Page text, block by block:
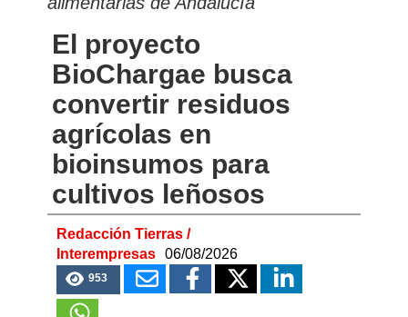
El proyecto
BioChargae busca
convertir residuos
agrícolas en
bioinsumos para
cultivos leñosos
Redacción Tierras /
Interempresas
06/08/2026
953